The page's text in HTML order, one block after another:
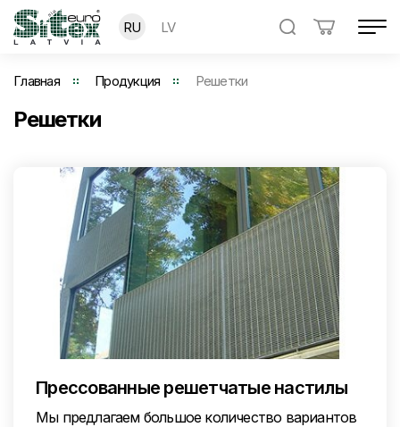
RU LV
Главная Продукция Решетки
Решетки
Прессованные решетчатые настилы
Мы предлагаем большое количество вариантов